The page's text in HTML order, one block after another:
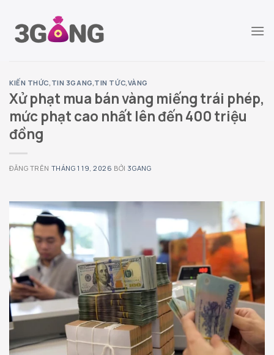
đến
KIẾN THỨC, TIN 3GANG,TIN TỨC,VÀNG
Xử phạt mua bán vàng miếng trái phép,
mức phạt cao nhất lên đến 400 triệu
đồng
ĐĂNG TRÊN THÁNG 1 19, 2026 BỞI 3GANG